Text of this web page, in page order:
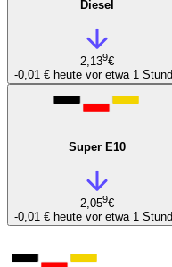
Diesel
2,139€
-0,01 € heute vor etwa 1
Super E10
2,059€
-0,01 € heute vor etwa 1